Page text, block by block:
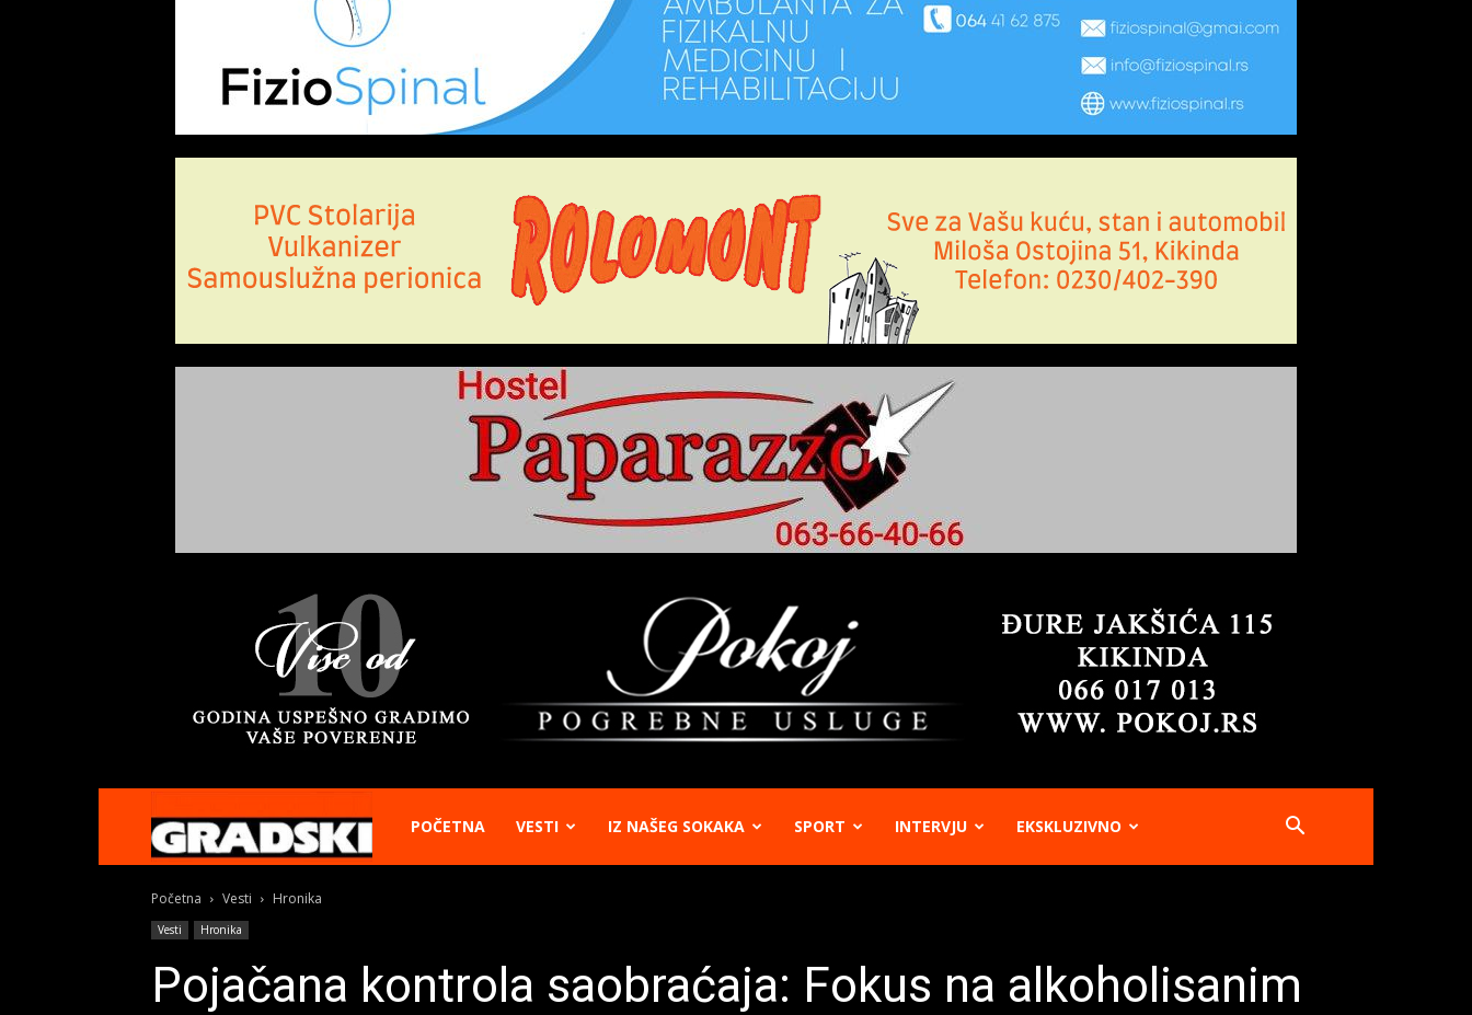
Gradski
Kikinda
POČETNA VESTI IZ NAŠEG SOKAKA SPORT INTERVJU EKSKLUZIVNO
Početna Vesti Hronika
Vesti Hronika
Pojačana kontrola saobraćaja: Fokus na alkoholisanim